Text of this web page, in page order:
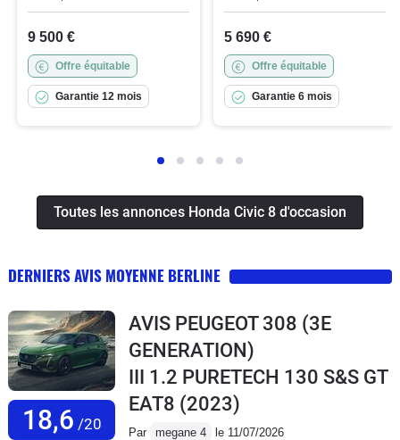
9 500 €
Offre équitable
Garantie 12 mois
5 690 €
Offre équitable
Garantie 6 mois
Toutes les annonces Honda Civic 8 d'occasion
DERNIERS AVIS MOYENNE BERLINE
18,6 /20
AVIS PEUGEOT 308 (3E
GENERATION)
III 1.2 PURETECH 130 S&S GT
EAT8 (2023)
Par megane 4 le 11/07/2026